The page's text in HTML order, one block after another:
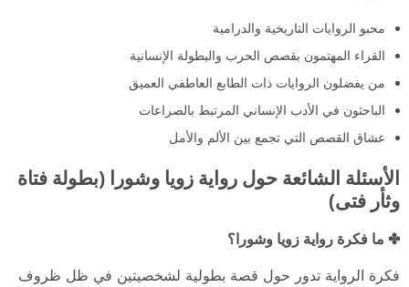
محبو الروايات التاريخية والدرامية
القراء المهتمون بقصص الحرب والبطولة الإنسانية
من يفضلون الروايات ذات الطابع العاطفي العميق
الباحثون في الأدب الإنساني المرتبط بالصراعات
عشاق القصص التي تجمع بين الألم والأمل
الأسئلة الشائعة حول رواية زويا وشورا (بطولة فتاة
وثأر فتى)
✤ ما فكرة رواية زويا وشورا؟
فكرة الرواية تدور حول قصة بطولية لشخصيتين في ظل ظروف